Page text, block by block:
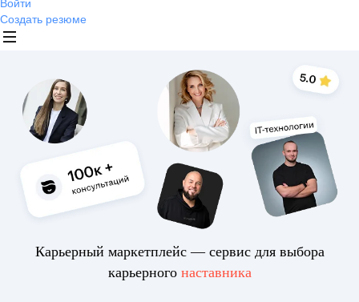
Войти
Создать резюме
Карьерный маркетплейс — сервис для выбора
карьерного наставника